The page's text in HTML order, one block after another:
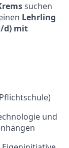
suchen
Lehrling
d) mit
und